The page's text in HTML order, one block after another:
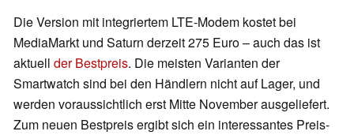
Die Version mit integriertem LTE-Modem kostet bei
MediaMarkt und Saturn derzeit 275 Euro – auch das ist
aktuell der Bestpreis. Die meisten Varianten der
Smartwatch sind bei den Händlern nicht auf Lager, und
werden voraussichtlich erst Mitte November ausgeliefert.
Zum neuen Bestpreis ergibt sich ein interessantes Preis-